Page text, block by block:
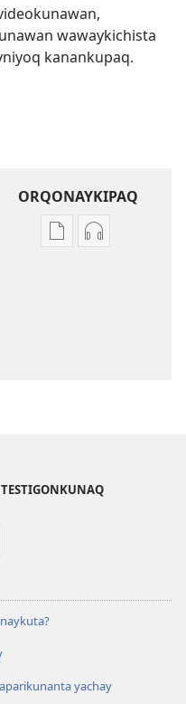
wawaykichista
kanankupaq.
ORQONAYKIPAQ
KaypiKaypin
yachay